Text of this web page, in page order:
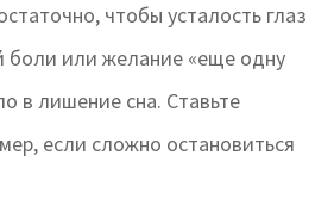
чтобы усталость глаз
боли или желание «еще одну
в лишение сна. Ставьте
если сложно остановиться